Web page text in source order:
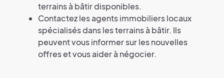
terrains à bâtir disponibles.
Contactez les agents immobiliers locaux
spécialisés dans les terrains à bâtir. Ils
peuvent vous informer sur les nouvelles
offres et vous aider à négocier.